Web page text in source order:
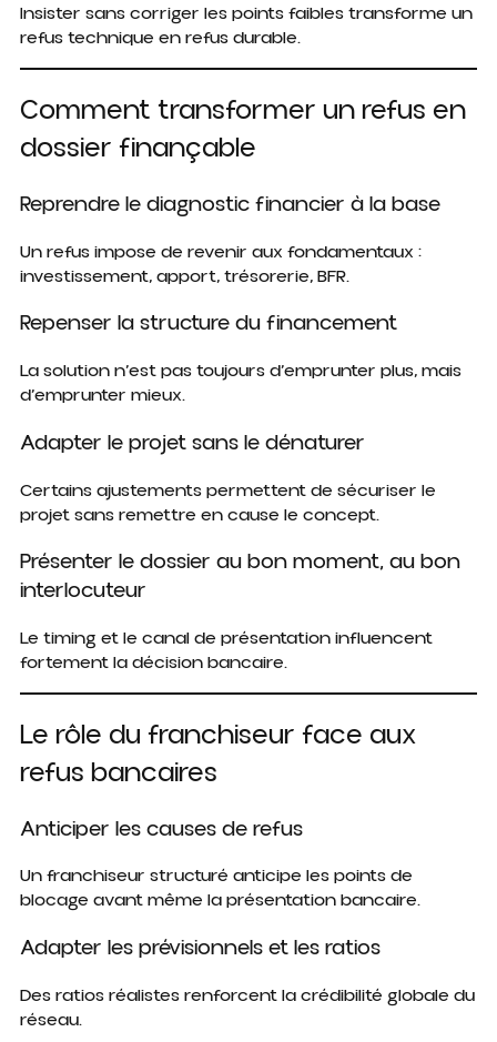
Insister sans corriger les points faibles transforme un
refus technique en refus durable.
Comment transformer un refus en
dossier finançable
Reprendre le diagnostic financier à la base
Un refus impose de revenir aux fondamentaux :
investissement, apport, trésorerie, BFR.
Repenser la structure du financement
La solution n’est pas toujours d’emprunter plus, mais
d’emprunter mieux.
Adapter le projet sans le dénaturer
Certains ajustements permettent de sécuriser le
projet sans remettre en cause le concept.
Présenter le dossier au bon moment, au bon
interlocuteur
Le timing et le canal de présentation influencent
fortement la décision bancaire.
Le rôle du franchiseur face aux
refus bancaires
Anticiper les causes de refus
Un franchiseur structuré anticipe les points de
blocage avant même la présentation bancaire.
Adapter les prévisionnels et les ratios
Des ratios réalistes renforcent la crédibilité globale du
réseau.